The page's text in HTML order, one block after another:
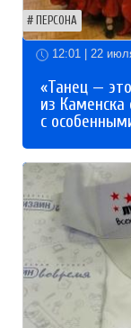
ПЕРСОНА
12:01 | 22
«Танец —
из Каменска
с